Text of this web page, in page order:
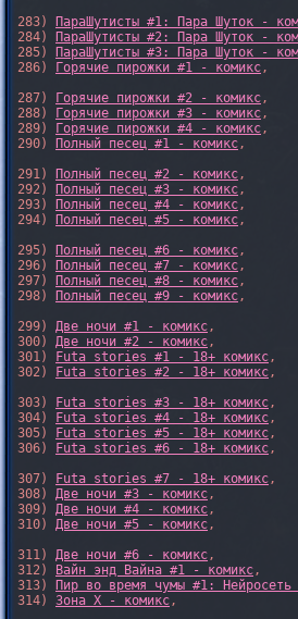
283)
ПараШутисты #1: Пара Шуток -
284)
ПараШутисты #2: Пара Шуток -
285)
ПараШутисты #3: Пара Шуток -
286)
Горячие пирожки #1 - комикс,
287)
Горячие пирожки #2 - комикс,
288)
Горячие пирожки #3 - комикс,
289)
Горячие пирожки #4 - комикс,
290)
Полный песец #1 - комикс,
291)
Полный песец #2 - комикс,
292)
Полный песец #3 - комикс,
293)
Полный песец #4 - комикс,
294)
Полный песец #5 - комикс,
295)
Полный песец #6 - комикс,
296)
Полный песец #7 - комикс,
297)
Полный песец #8 - комикс,
298)
Полный песец #9 - комикс,
299) Две ночи #1 - комикс,
300) Две ночи #2 - комикс,
301)
Futa stories #1 - 18+ комикс,
302)
Futa stories #2 - 18+ комикс,
303)
Futa stories #3 - 18+ комикс,
304)
Futa stories #4 - 18+ комикс,
305)
Futa stories #5 - 18+ комикс,
306)
Futa stories #6 - 18+ комикс,
307)
Futa stories #7 - 18+ комикс,
308) Две ночи #3 - комикс,
309) Две ночи #4 - комикс,
310) Две ночи #5 - комикс,
311) Две ночи #6 - комикс,
312)
Вайн энд Вайна #1 - комикс,
313)
Пир во время чумы #1:
314) Зона X - комикс,